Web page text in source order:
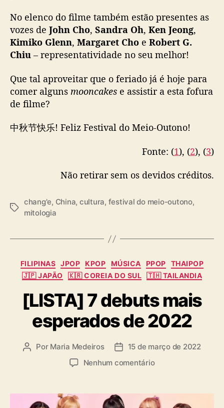
No elenco do filme também estão presentes as
vozes de John Cho, Sandra Oh, Ken Jeong,
Kimiko Glenn, Margaret Cho e Robert G.
Chiu – representatividade no seu melhor!
Que tal aproveitar que o feriado já é hoje para
comer alguns mooncakes e assistir a esta fofura
de filme?
中秋节快乐! Feliz Festival do Meio-Outono!
Fonte: (1), (2), (3)
Não retirar sem os devidos créditos.
T
s
chang'e, China, cultura, festival do meio-outono,
mitologia
C
a
t
e
g
o
r
a
s
FILIPINAS JPOP KPOP MÚSICA PPOP
THAIPOP
🇯🇵 JAPÃO
🇰🇷 COREIA DO SUL 🇹🇭 TAILANDIA
[LISTA] 7 debuts mais
esperados de 2022
A
r
Por Maria Medeiros
D
d
e
15 de março de 2022
Nenhum comentárioe
L